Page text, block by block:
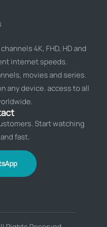
4K, FHD, HD and
internet speeds.
movies and series.
any device. access to all
Start watching
fast.